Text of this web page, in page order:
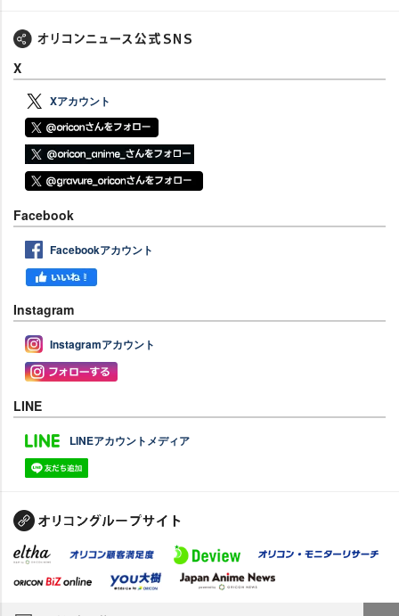
X
Xアカウント
Facebook
Facebookアカウント
Instagram
Instagramアカウント
LINE
LINEアカウントメディア